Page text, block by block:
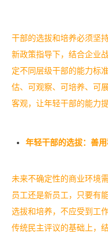
干部的选拔和培养必须坚
新政策指导下，结合企业
定不同层级干部的能力标
估、可观察、可培养、可
客观，让年轻干部的能力
年轻干部的选拔：善
未来不确定性的商业环境
员工还是新员工，只要有
选拔和培养，不应受到工
传统民主评议的基础上，